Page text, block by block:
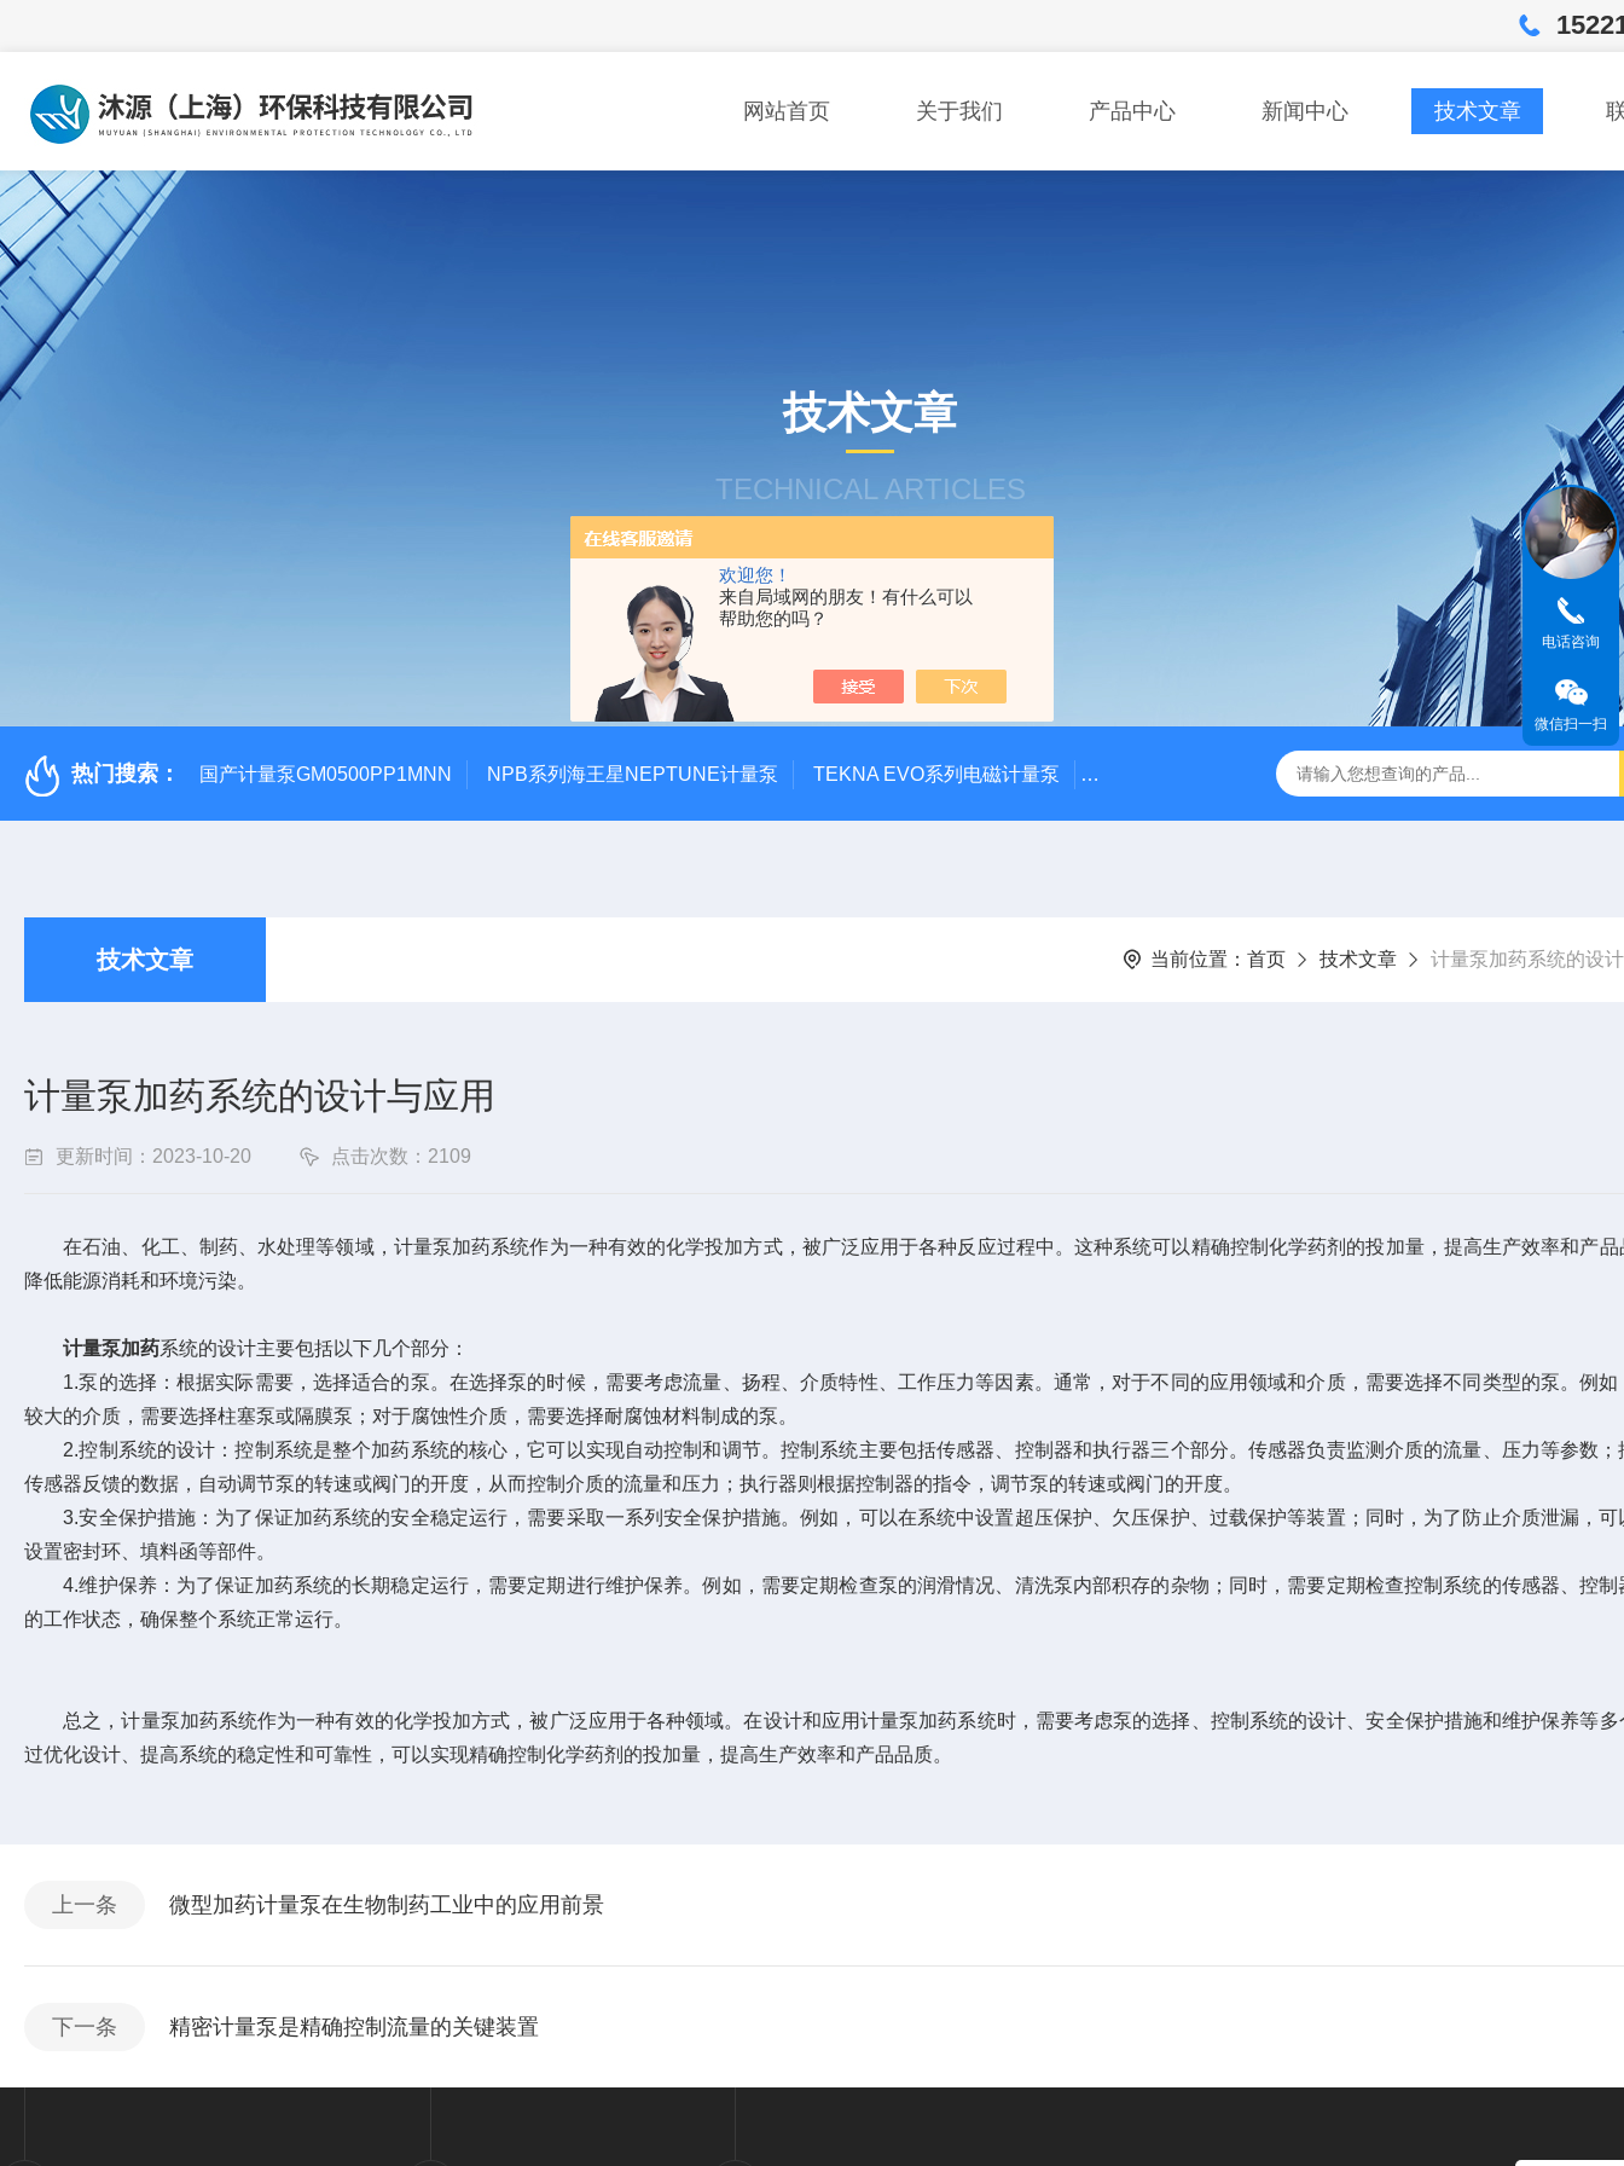
欢迎您！
来自局域网的朋友！有什么可以
帮助您的吗？
网站首页 关于我们 产品中心 新闻中心 技术文章
技术文章
TECHNICAL ARTICLES
热门搜索： 国产计量泵GM0500PP1MNN NPB系列海王星NEPTUNE计量泵 TEKNA EVO系列电磁计量泵 脉冲阻尼器 NPB0330PQ1MNN海王星Neptune计量泵/美
技术文章 当前位置： 首页 技术文章 计量泵加药系统的设
计量泵加药系统的设计与应用
更新时间：2023-10-20 点击次数：2109
在石油、化工、制药、水处理等领域，计量泵加药系统作为一种有效的化学投加方式，被广泛应用于各种反应过程中。这种系统可以精确控制化学药剂的投加量，提高生产效率和产品
降低能源消耗和环境污染。
计量泵加药系统的设计主要包括以下几个部分：
1.泵的选择：根据实际需要，选择适合的泵。在选择泵的时候，需要考虑流量、扬程、介质特性、工作压力等因素。通常，对于不同的应用领域和介质，需要选择不同类型的泵。例如
较大的介质，需要选择柱塞泵或隔膜泵；对于腐蚀性介质，需要选择耐腐蚀材料制成的泵。
2.控制系统的设计：控制系统是整个加药系统的核心，它可以实现自动控制和调节。控制系统主要包括传感器、控制器和执行器三个部分。传感器负责监测介质的流量、压力等参数；
传感器反馈的数据，自动调节泵的转速或阀门的开度，从而控制介质的流量和压力；执行器则根据控制器的指令，调节泵的转速或阀门的开度。
3.安全保护措施：为了保证加药系统的安全稳定运行，需要采取一系列安全保护措施。例如，可以在系统中设置超压保护、欠压保护、过载保护等装置；同时，为了防止介质泄漏，可
设置密封环、填料函等部件。
4.维护保养：为了保证加药系统的长期稳定运行，需要定期进行维护保养。例如，需要定期检查泵的润滑情况、清洗泵内部积存的杂物；同时，需要定期检查控制系统的传感器、控制
的工作状态，确保整个系统正常运行。
总之，计量泵加药系统作为一种有效的化学投加方式，被广泛应用于各种领域。在设计和应用计量泵加药系统时，需要考虑泵的选择、控制系统的设计、安全保护措施和维护保养等多
过优化设计、提高系统的稳定性和可靠性，可以实现精确控制化学药剂的投加量，提高生产效率和产品品质。
上一条 微型加药计量泵在生物制药工业中的应用前景
下一条 精密计量泵是精确控制流量的关键装置
电话咨询
微信扫一扫